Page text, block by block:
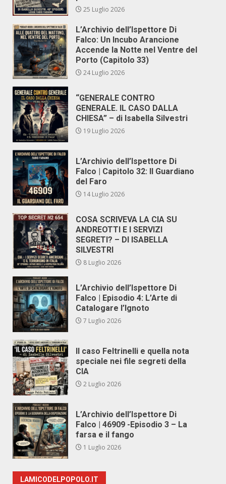
25 Luglio 2026
L’Archivio dell’Ispettore Di
Falco: Un Incubo Arancione
Accende la Notte nel Ventre del
Porto (Capitolo 33)
24 Luglio 2026
“GENERALE CONTRO
GENERALE. IL CASO DALLA
CHIESA” – di Isabella Silvestri
19 Luglio 2026
L’Archivio dell’Ispettore Di
Falco | Capitolo 32: Il Guardiano
del Faro
14 Luglio 2026
COSA SCRIVEVA LA CIA SU
ANDREOTTI E I SERVIZI
SEGRETI? – DI ISABELLA
SILVESTRI
8 Luglio 2026
L’Archivio dell’Ispettore Di
Falco | Episodio 4: L’Arte di
Catalogare l’Ignoto
7 Luglio 2026
Il caso Feltrinelli e quella nota
speciale nei file segreti della
CIA
2 Luglio 2026
L’Archivio dell’Ispettore Di
Falco | 46909 -Episodio 3 – La
farsa e il fango
1 Luglio 2026
LAMICODELPOPOLO.IT